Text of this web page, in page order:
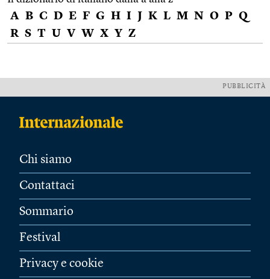
A B C D E F G H I J K L M N O P Q
R S T U V W X Y Z
PUBBLICITÀ
Chi siamo
Contattaci
Sommario
Festival
Privacy e cookie